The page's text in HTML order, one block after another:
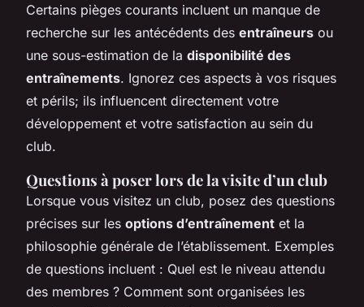
Certains pièges courants incluent un manque de
recherche sur les antécédents des entraîneurs ou
une sous-estimation de la disponibilité des
entraînements. Ignorez ces aspects à vos risques
et périls; ils influencent directement votre
développement et votre satisfaction au sein du
club.
Questions à poser lors de la visite d’un club
Lorsque vous visitez un club, posez des questions
précises sur les options d’entraînement et la
philosophie générale de l’établissement. Exemples
de questions incluent : Quel est le niveau attendu
des membres ? Comment sont organisées les